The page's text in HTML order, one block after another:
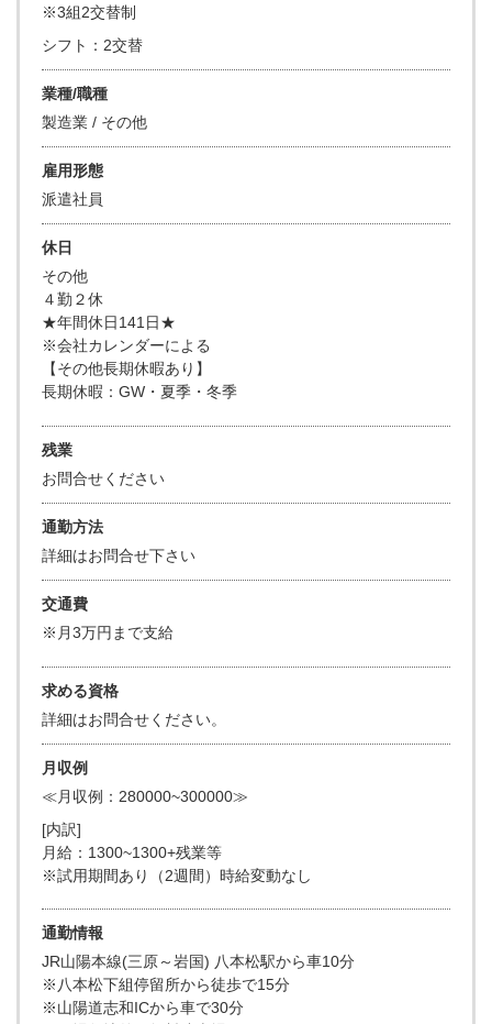
※3組2交替制
シフト：2交替
業種/職種
製造業 / その他
雇用形態
派遣社員
休日
その他
４勤２休
★年間休日141日★
※会社カレンダーによる
【その他長期休暇あり】
長期休暇：GW・夏季・冬季
残業
お問合せください
通勤方法
詳細はお問合せ下さい
交通費
※月3万円まで支給
求める資格
詳細はお問合せください。
月収例
≪月収例：280000~300000≫
[内訳]
月給：1300~1300+残業等
※試用期間あり（2週間）時給変動なし
通勤情報
JR山陽本線(三原～岩国) 八本松駅から車10分
※八本松下組停留所から徒歩で15分
※山陽道志和ICから車で30分